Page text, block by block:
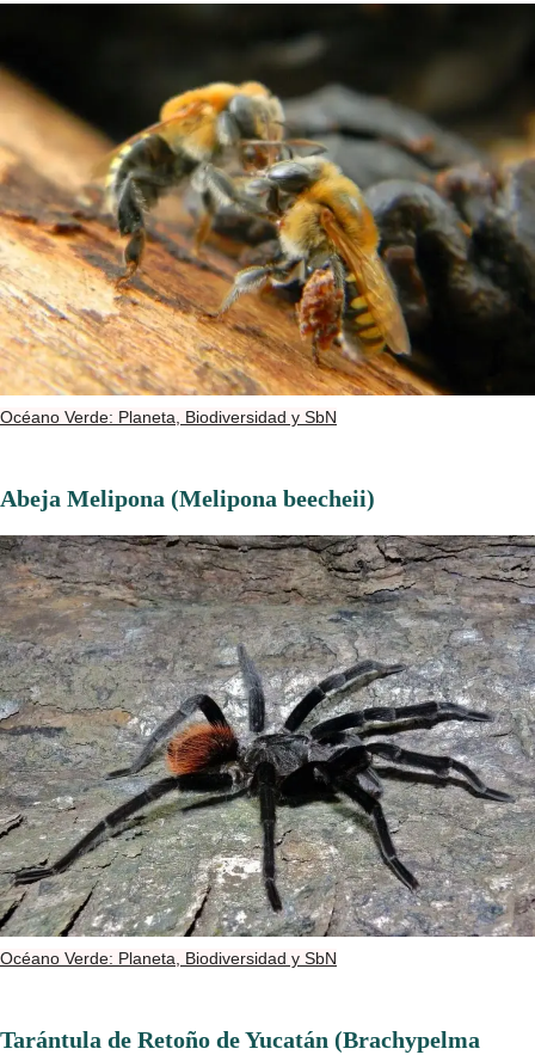
Océano Verde: Planeta, Biodiversidad y SbN
Abeja Melipona (Melipona beecheii)
Océano Verde: Planeta, Biodiversidad y SbN
Tarántula de Retoño de Yucatán (Brachypelma